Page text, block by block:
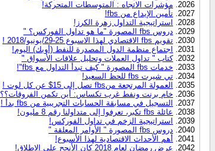
مؤشرات الاتجاه : المتوسطات المتحركة!
تأمين الإيداع من fbs!
استراتيجية التداول زهرة الكرز!
دروس fbs المصورة "ما هو تداول الفوركس؟ "
تقويم fbs الاقتصادي لهذا الاسبوع 25-29/يونيو/2018 !
اجتماع منظمة الدول المصدرة للنفط (أوبك) اليوم!
كتاب " تداول العملات وتحليل علاقات الأسواق "
خدمات fbs المصورة " كيف تبدأ التداول مع fbs"!
تي شيرت fbs للحظ السعيد!
العمولة المرتجعة منfbs تصل إلى 15$ عن كل لوت !
خام برنت ونفط غرب تكساس: أين تكمن الفروقات؟؟
التسجيل في مسابقة الحسابات التجريبية من fbs بدأ !
عائلة fbs تكبر، تعرفوا إلى متداولنا رقم 8 مليون!
استراتيجية الزخم في تداول الفوركس!
دروس fbs المصورة " الأوامر المعلقة "
أهم الأحداث الاقتصادية لهذا الأسبوع!
عرض رمضان لعام 2018 كان الأنجح على الإطلاق!